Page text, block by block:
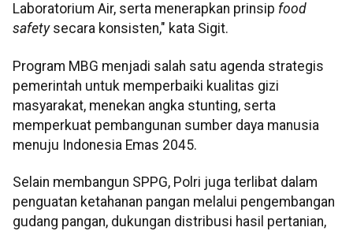
Laboratorium Air, serta menerapkan prinsip food
safetysecara konsisten," kata Sigit.
Program MBG menjadi salah satu agenda strategis
pemerintah untuk memperbaiki kualitas gizi
masyarakat, menekan angka stunting, serta
memperkuat pembangunan sumber daya manusia
menuju Indonesia Emas 2045.
Selain membangun SPPG, Polri juga terlibat dalam
penguatan ketahanan pangan melalui pengembangan
gudang pangan, dukungan distribusi hasil pertanian,